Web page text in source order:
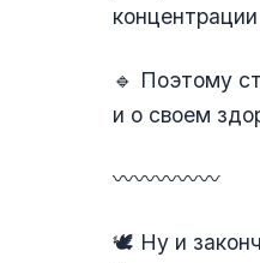
🔹 Поэтому
и о своем
〰️〰️〰️〰️〰️
🕊️ Ну и